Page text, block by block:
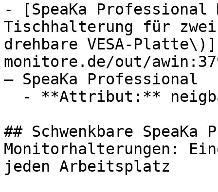
- [SpeaKa Professional
Tischhalterung für
drehbare VESA-
monitore.de/out/
— SpeaKa Professional
## Schwenkbare SpeaKa
Monitorhalterungen:
jeden Arbeitsplatz